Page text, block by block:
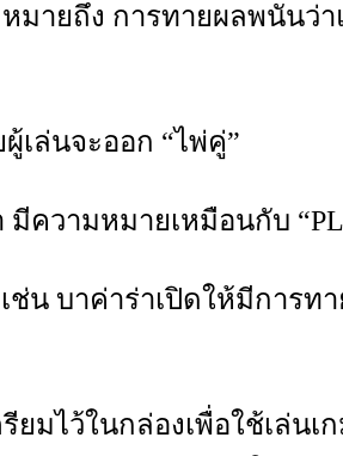
หมายถึง การทายผลพนันว่
เล่นจะออก “ไพ่คู่”
ความหมายเหมือนกับ
น บาค่าร่าเปิดให้มีการท
มไว้ในกล่องเพื่อใช้เล่นเ